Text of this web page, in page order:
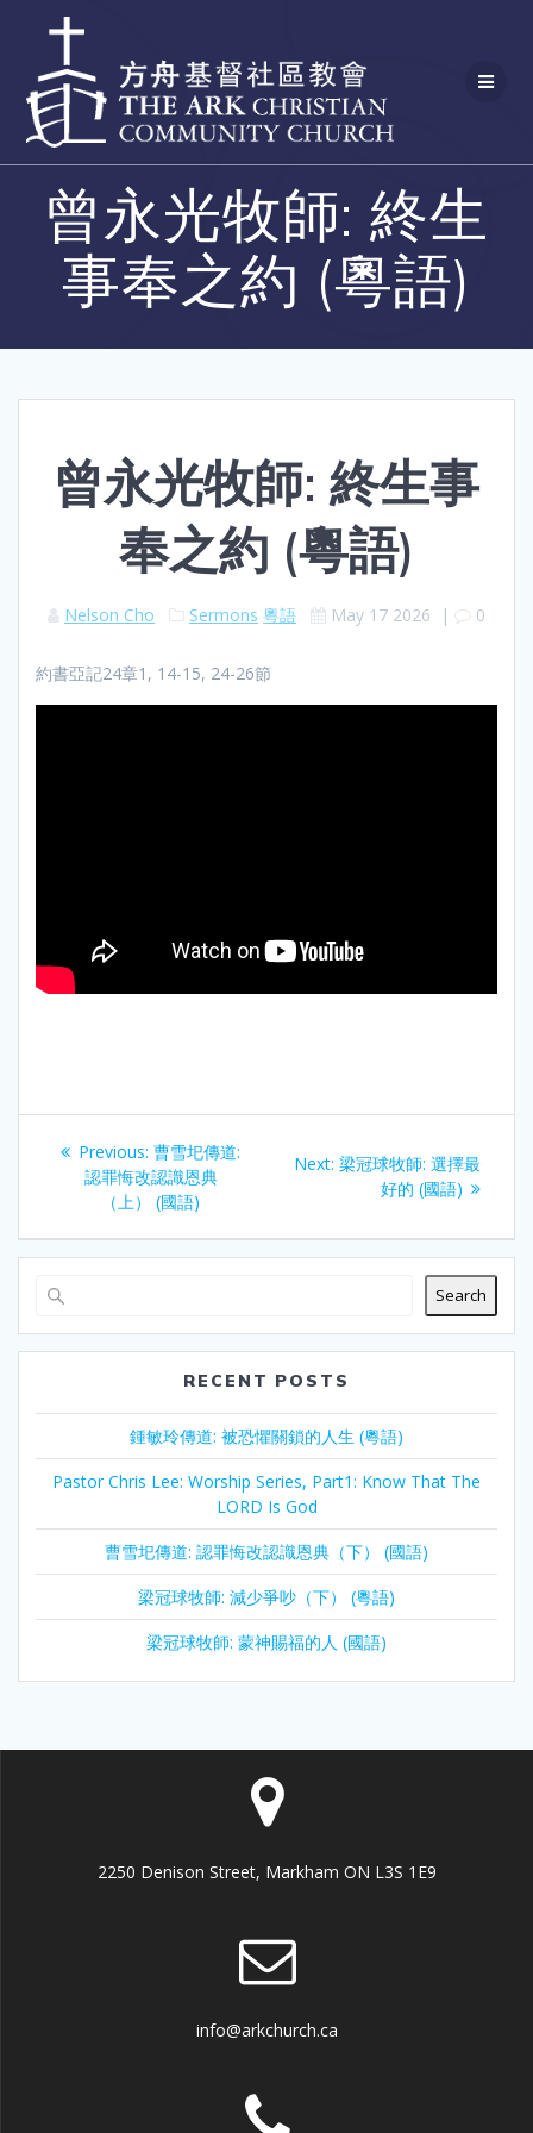
content
曾永光牧師: 終生
事奉之約 (粵語)
曾永光牧師: 終生事
奉之約 (粵語)
Nelson Cho Sermons 粵語 May 17 2026 | 0
約書亞記24章1, 14-15, 24-26節
Post
navigation
Previous: Previous
post:
曹雪圯傳道:
認罪悔改認識恩典
（上） (國語)
Next: Next
梁冠球牧師: 選擇最
好的 (國語)
Search
RECENT POSTS
鍾敏玲傳道: 被恐懼關鎖的人生 (粵語)
Pastor Chris Lee: Worship Series, Part1: Know That The
LORD Is God
曹雪圯傳道: 認罪悔改認識恩典（下） (國語)
梁冠球牧師: 減少爭吵（下） (粵語)
梁冠球牧師: 蒙神賜福的人 (國語)
2250 Denison Street, Markham ON L3S 1E9
info@arkchurch.ca